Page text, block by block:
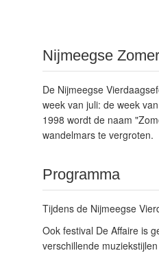
Nijmeegse
De Nijmeegse
week van juli: de week
1998 wordt de naam
wandelmars te vergroten.
Programma
Tijdens de Nijmeegse
Ook festival De Affaire is
verschillende